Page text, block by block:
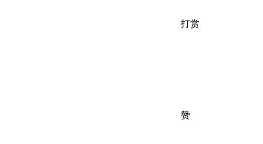
打赏
赞